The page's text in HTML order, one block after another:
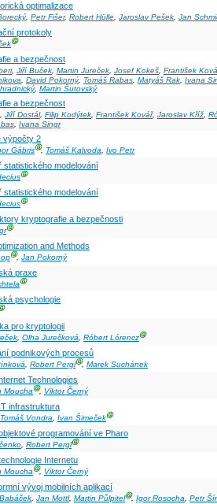
optimalizace
, Petr Fišer, Robert Hülle, Jaroslav Pešek, Jan
protokoly
Ⓖ
a bezpečnost
, Jiří Buček, Martin Jureček, Josef Kokeš, František
David Pokorný, Tomáš Rabas Matyáš Rak Ivana
, Martin Šutovský
a bezpečnost
, Jiří Dostál, Filip Kodýtek, František Kovář, Jaroslav Kříž,
Ivana Singr
výpočty 2
GábrisⒼ, Tomáš Kalvoda, Ivo Petr
statistického modelování
Ⓖ
statistického modelování
Ⓖ
kryptografie a bezpečnosti
Ⓖ
and Methods
Ⓖ, Jan Pokorný
praxe
Ⓖ
psychologie
pro kryptologii
, Olha Jurečková, Róbert LórenczⒼ
podnikových procesů
, Robert PerglⒼ, Marek Suchánek
Technologies
MouchaⒼ, Viktor Černý
infrastruktura
Tomáš Vondra, Ivan ŠimečekⒼ
programování ve Pharo
, Robert PerglⒼ
Internetu
MouchaⒼ, Viktor Černý
vývoj mobilních aplikací
, Jan Mottl, Martin PůlpitelⒼ, Igor Rosocha, Petr